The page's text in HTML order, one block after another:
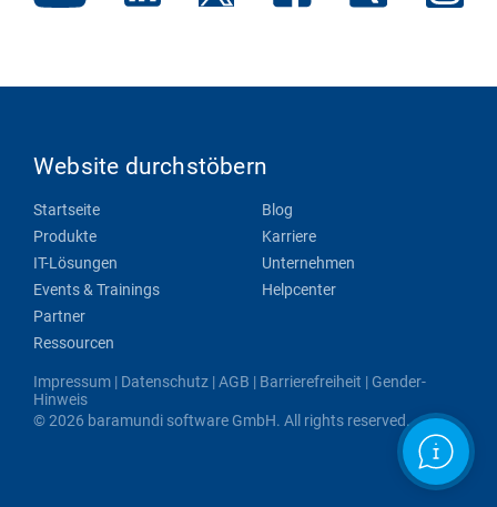
Website durchstöbern
Startseite
Produkte
IT-Lösungen
Events & Trainings
Partner
Ressourcen
Blog
Karriere
Unternehmen
Helpcenter
Impressum | Datenschutz |AGB | Barrierefreiheit | Gender-
Hinweis
© 2026 baramundi software GmbH. All rights reserved.